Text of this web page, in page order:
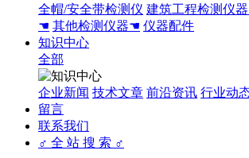
全帽/安全带检测仪 建筑工程检测仪
☚ 其他检测仪器☚ 仪器配件
知识中心
全部
企业新闻 技术文章 前沿资讯 行业动
留言
联系我们
♂ 全 站 搜 索 ♂